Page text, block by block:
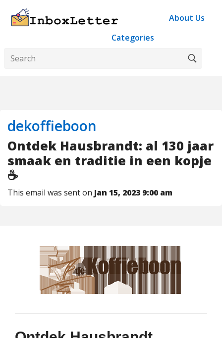
About Us
Categories
dekoffieboon
Ontdek Hausbrandt: al 130 jaar
smaak en traditie in een kopje
☕
This email was sent on Jan 15, 2023 9:00 am